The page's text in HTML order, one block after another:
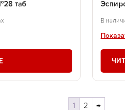
таб
В
1 2 →